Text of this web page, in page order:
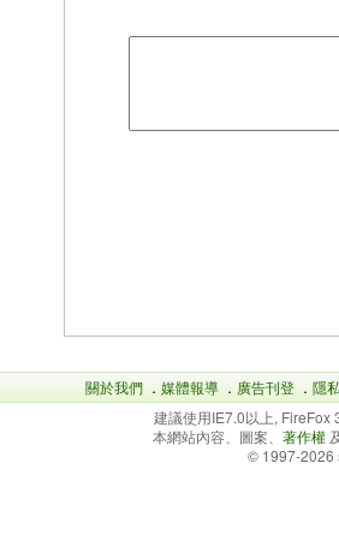
關於我們 ． 媒體報導 ． 廣告刊登 ． 隱
建議使用IE7.0以上,
本網站內容、圖案、 著作權
© 1997-2026